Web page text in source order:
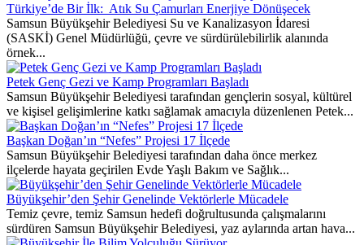
Türkiye’de Bir İlk: Atık Su Çamurları Enerjiye Dönüşecek
Samsun Büyükşehir Belediyesi Su ve Kanalizasyon İdaresi
(SASKİ) Genel Müdürlüğü, çevre ve sürdürülebilirlik alanında
örnek...
Petek Genç Gezi ve Kamp Programları Başladı
Samsun Büyükşehir Belediyesi tarafından gençlerin sosyal, kültürel
ve kişisel gelişimlerine katkı sağlamak amacıyla düzenlenen Petek...
Başkan Doğan’ın “Nefes” Projesi 17 İlçede
Samsun Büyükşehir Belediyesi tarafından daha önce merkez
ilçelerde hayata geçirilen Evde Yaşlı Bakım ve Sağlık...
Büyükşehir’den Şehir Genelinde Vektörlerle Mücadele
Temiz çevre, temiz Samsun hedefi doğrultusunda çalışmalarını
sürdüren Samsun Büyükşehir Belediyesi, yaz aylarında artan hava...